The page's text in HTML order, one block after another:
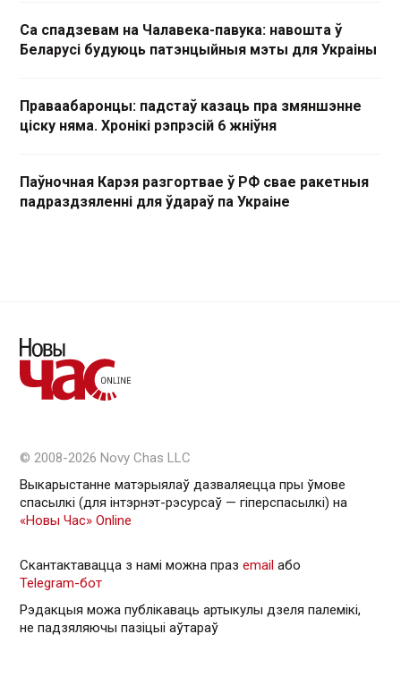
Са спадзевам на Чалавека-павука: навошта ў
Беларусі будуюць патэнцыйныя мэты для Украіны
Праваабаронцы: падстаў казаць пра змяншэнне
ціску няма. Хронікі рэпрэсій 6 жніўня
Паўночная Карэя разгортвае ў РФ свае ракетныя
падраздзяленні для ўдараў па Украіне
© 2008-2026 Novy Chas LLC
Выкарыстанне матэрыялаў дазваляецца пры ўмове
спасылкі (для інтэрнэт-рэсурсаў — гiперспасылкi) на
«Новы Час» Online
Скантактавацца з намі можна праз email або
Telegram-бот
Рэдакцыя можа публікаваць артыкулы дзеля палемікі,
не падзяляючы пазіцыі аўтараў